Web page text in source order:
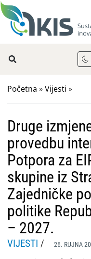
Početna »Vijesti »
Druge
provedbu
Potpora za
skupine iz
Zajedničke
politike
– 2027.
VIJESTI / 26. RUJNA